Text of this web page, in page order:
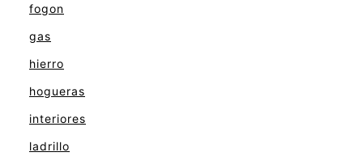
fogon
gas
hierro
hogueras
interiores
ladrillo